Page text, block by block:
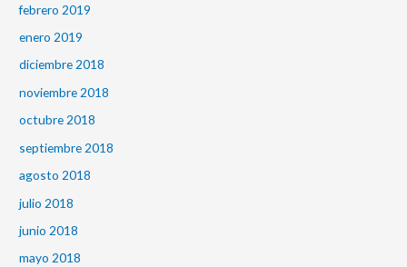
febrero 2019
enero 2019
diciembre 2018
noviembre 2018
octubre 2018
septiembre 2018
agosto 2018
julio 2018
junio 2018
mayo 2018